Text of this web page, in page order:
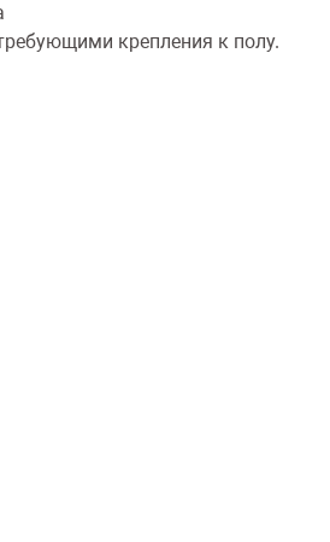
крепления к полу.